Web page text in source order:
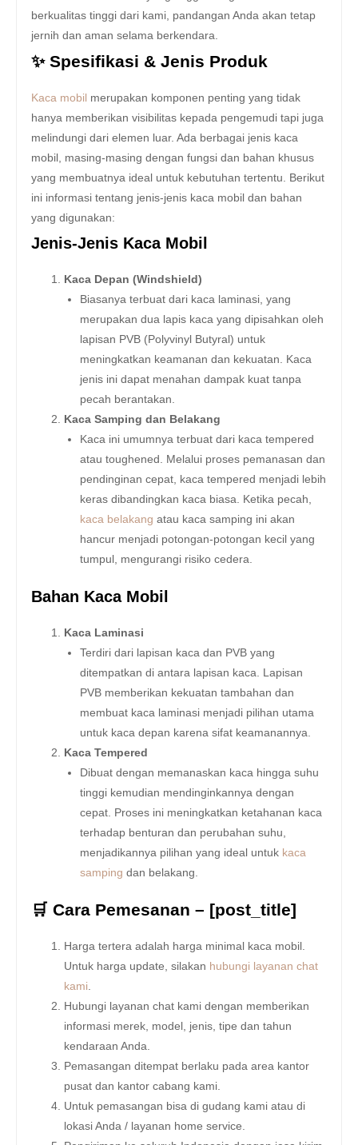
berkualitas tinggi dari kami, pandangan Anda akan tetap
jernih dan aman selama berkendara.
✨ Spesifikasi & Jenis Produk
Kaca mobil merupakan komponen penting yang tidak
hanya memberikan visibilitas kepada pengemudi tapi juga
melindungi dari elemen luar. Ada berbagai jenis kaca
mobil, masing-masing dengan fungsi dan bahan khusus
yang membuatnya ideal untuk kebutuhan tertentu. Berikut
ini informasi tentang jenis-jenis kaca mobil dan bahan
yang digunakan:
Jenis-Jenis Kaca Mobil
Kaca Depan (Windshield)
Biasanya terbuat dari kaca laminasi, yang
merupakan dua lapis kaca yang dipisahkan oleh
lapisan PVB (Polyvinyl Butyral) untuk
meningkatkan keamanan dan kekuatan. Kaca
jenis ini dapat menahan dampak kuat tanpa
pecah berantakan.
Kaca Samping dan Belakang
Kaca ini umumnya terbuat dari kaca tempered
atau toughened. Melalui proses pemanasan dan
pendinginan cepat, kaca tempered menjadi lebih
keras dibandingkan kaca biasa. Ketika pecah,
kaca belakang atau kaca samping ini akan
hancur menjadi potongan-potongan kecil yang
tumpul, mengurangi risiko cedera.
Bahan Kaca Mobil
Kaca Laminasi
Terdiri dari lapisan kaca dan PVB yang
ditempatkan di antara lapisan kaca. Lapisan
PVB memberikan kekuatan tambahan dan
membuat kaca laminasi menjadi pilihan utama
untuk kaca depan karena sifat keamanannya.
Kaca Tempered
Dibuat dengan memanaskan kaca hingga suhu
tinggi kemudian mendinginkannya dengan
cepat. Proses ini meningkatkan ketahanan kaca
terhadap benturan dan perubahan suhu,
menjadikannya pilihan yang ideal untuk kaca
samping dan belakang.
🛒 Cara Pemesanan – [post_title]
Harga tertera adalah harga minimal kaca mobil.
Untuk harga update, silakan hubungi layanan chat
kami
Hubungi layanan chat kami dengan memberikan
informasi merek, model, jenis, tipe dan tahun
kendaraan Anda.
Pemasangan ditempat berlaku pada area kantor
pusat dan kantor cabang kami.
Untuk pemasangan bisa di gudang kami atau di
lokasi Anda / layanan home service.